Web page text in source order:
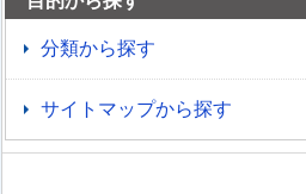
分類から探す
サイトマップから探す